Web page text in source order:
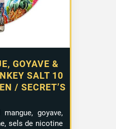
GOYAVE &
SALT 10
/ SECRET’S
goyave,
sels de nicotine